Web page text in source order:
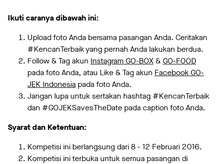
Ikuti caranya dibawah ini:
Upload foto Anda bersama pasangan Anda. Ceritakan
#KencanTerbaik yang pernah Anda lakukan berdua.
Follow & Tag akun Instagram GO-BOX & GO-FOOD
pada foto Anda, atau Like & Tag akun Facebook GO-
JEK Indonesia pada foto Anda.
Jangan lupa untuk sertakan hashtag #KencanTerbaik
dan #GOJEKSavesTheDate pada caption foto Anda.
Syarat dan Ketentuan:
Kompetisi ini berlangsung dari 8 - 12 Februari 2016.
Kompetisi ini terbuka untuk semua pasangan di